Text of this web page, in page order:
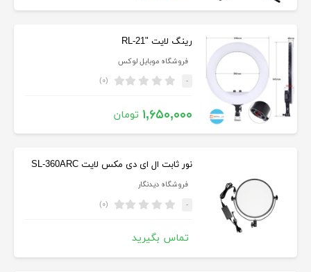
رینگ لایت "RL-21
فروشگاه موبایل لوکس
- (۰)
۱,۶۵۰,۰۰۰ تومان
نور ثابت ال ای دی مکس لایت SL-360ARC
فروشگاه دیدنگار
- (۰)
تماس بگیرید